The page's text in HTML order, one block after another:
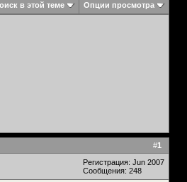
в этой теме Опции просмотра
#1
Регистрация: Jun 2007
Сообщения: 248